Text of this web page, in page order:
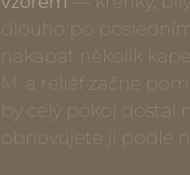
dlouho po
nakapat několik
M. a reliéf začne
by celý pokoj dostal
obnovujete ji podle